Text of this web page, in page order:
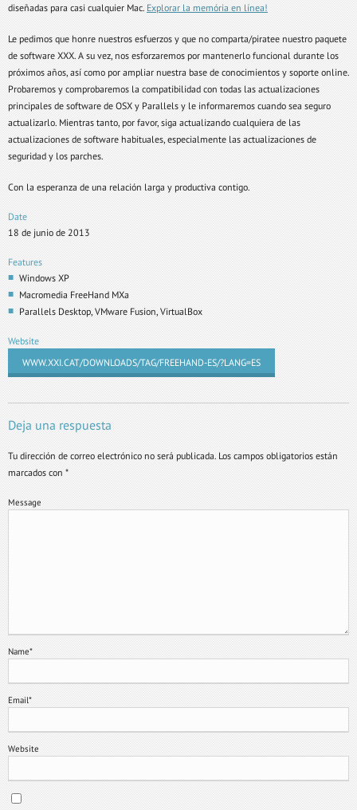
diseñadas para casi cualquier Mac. Explorar la memória en línea!
Le pedimos que honre nuestros esfuerzos y que no comparta/piratee nuestro paquete
de software XXX. A su vez, nos esforzaremos por mantenerlo funcional durante los
próximos años, así como por ampliar nuestra base de conocimientos y soporte online.
Probaremos y comprobaremos la compatibilidad con todas las actualizaciones
principales de software de OSX y Parallels y le informaremos cuando sea seguro
actualizarlo. Mientras tanto, por favor, siga actualizando cualquiera de las
actualizaciones de software habituales, especialmente las actualizaciones de
seguridad y los parches.
Con la esperanza de una relación larga y productiva contigo.
Date
18 de junio de 2013
Features
Windows XP
Macromedia FreeHand MXa
Parallels Desktop, VMware Fusion, VirtualBox
Website
WWW.XXI.CAT/DOWNLOADS/TAG/FREEHAND-ES/?LANG=ES
Deja una respuesta
Tu dirección de correo electrónico no será publicada. Los campos obligatorios están
marcados con *
Message
Name*
Email*
Website